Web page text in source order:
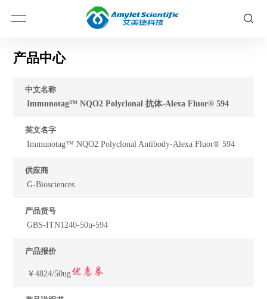
产品中心
中文名称
Immunotag™ NQO2 Polyclonal 抗体-Alexa Fluor® 594
英文名字
Immunotag™ NQO2 Polyclonal Antibody-Alexa Fluor® 594
供应商
G-Biosciences
产品货号
GBS-ITN1240-50u-594
产品报价
￥4824/50ug